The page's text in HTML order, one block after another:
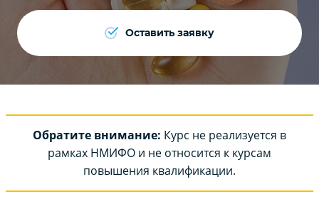
Оставить заявку
Обратите внимание: Курс не реализуется в
рамках НМИФО и не относится к курсам
повышения квалификации.